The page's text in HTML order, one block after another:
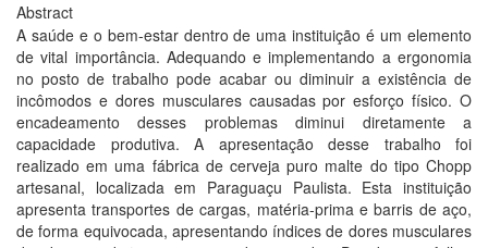
Abstract
A saúde e o bem-estar dentro de uma instituição é um elemento
de vital importância. Adequando e implementando a ergonomia
no posto de trabalho pode acabar ou diminuir a existência de
incômodos e dores musculares causadas por esforço físico. O
encadeamento desses problemas diminui diretamente a
capacidade produtiva. A apresentação desse trabalho foi
realizado em uma fábrica de cerveja puro malte do tipo Chopp
artesanal, localizada em Paraguaçu Paulista. Esta instituição
apresenta transportes de cargas, matéria-prima e barris de aço,
de forma equivocada, apresentando índices de dores musculares